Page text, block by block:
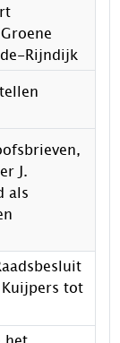
Rijndijk
J.
als
tot